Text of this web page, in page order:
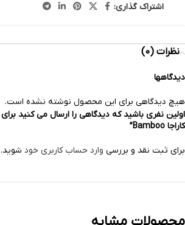
اشتراک گذاری:
نظرات (0)
دیدگاهها
هیچ دیدگاهی برای این محصول نوشته نشده است.
کاراجا Bamboo”
برای ثبت نقد و بررسی وارد حساب کاربری خود شوید.